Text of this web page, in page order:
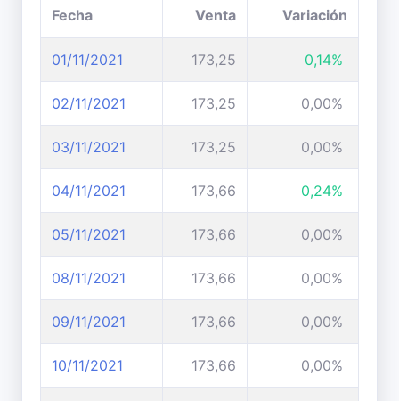
Fecha Venta Variación
01/11/2021 173,25 0,14%
02/11/2021 173,25 0,00%
03/11/2021 173,25 0,00%
04/11/2021 173,66 0,24%
05/11/2021 173,66 0,00%
08/11/2021 173,66 0,00%
09/11/2021 173,66 0,00%
10/11/2021 173,66 0,00%